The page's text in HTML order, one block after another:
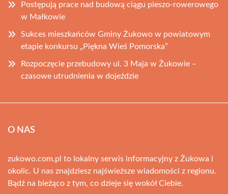
Postępują prace nad budową ciągu pieszo-rowerowego
w Małkowie
Sukces mieszkańców Gminy Żukowo w powiatowym
etapie konkursu „Piękna Wieś Pomorska”
Rozpoczęcie przebudowy ul. 3 Maja w Żukowie –
czasowe utrudnienia w dojeździe
O NAS
zukowo.com.pl to lokalny serwis informacyjny z Żukowa i
okolic. U nas znajdziesz najświeższe wiadomości z regionu.
Bądź na bieżąco z tym, co dzieje się wokół Ciebie.